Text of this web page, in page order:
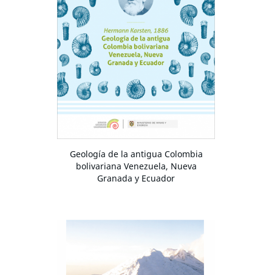
Geología de la antigua Colombia
bolivariana Venezuela, Nueva
Granada y Ecuador